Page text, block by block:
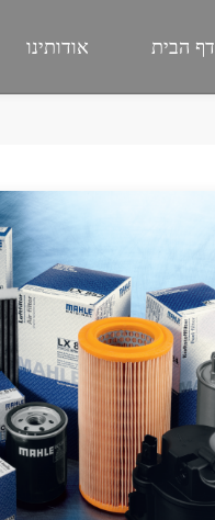
דף הבית אודותינו